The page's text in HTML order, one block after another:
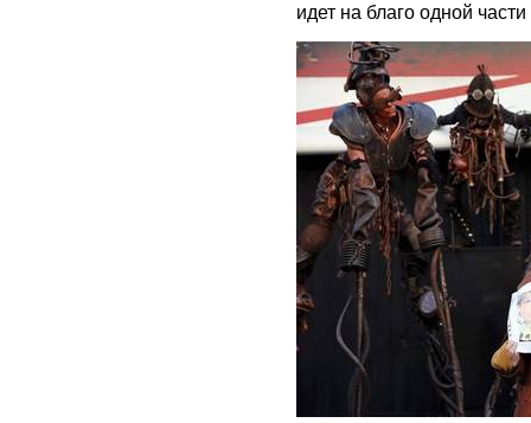
идет на благо одной